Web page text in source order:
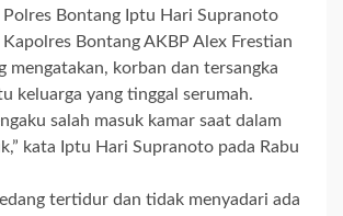
Polres Bontang Iptu Hari Supranoto
Bontang AKBP Alex Frestian
mengatakan, korban dan tersangka
keluarga yang tinggal serumah.
salah masuk kamar saat dalam
kata Iptu Hari Supranoto pada Rabu
tertidur dan tidak menyadari ada